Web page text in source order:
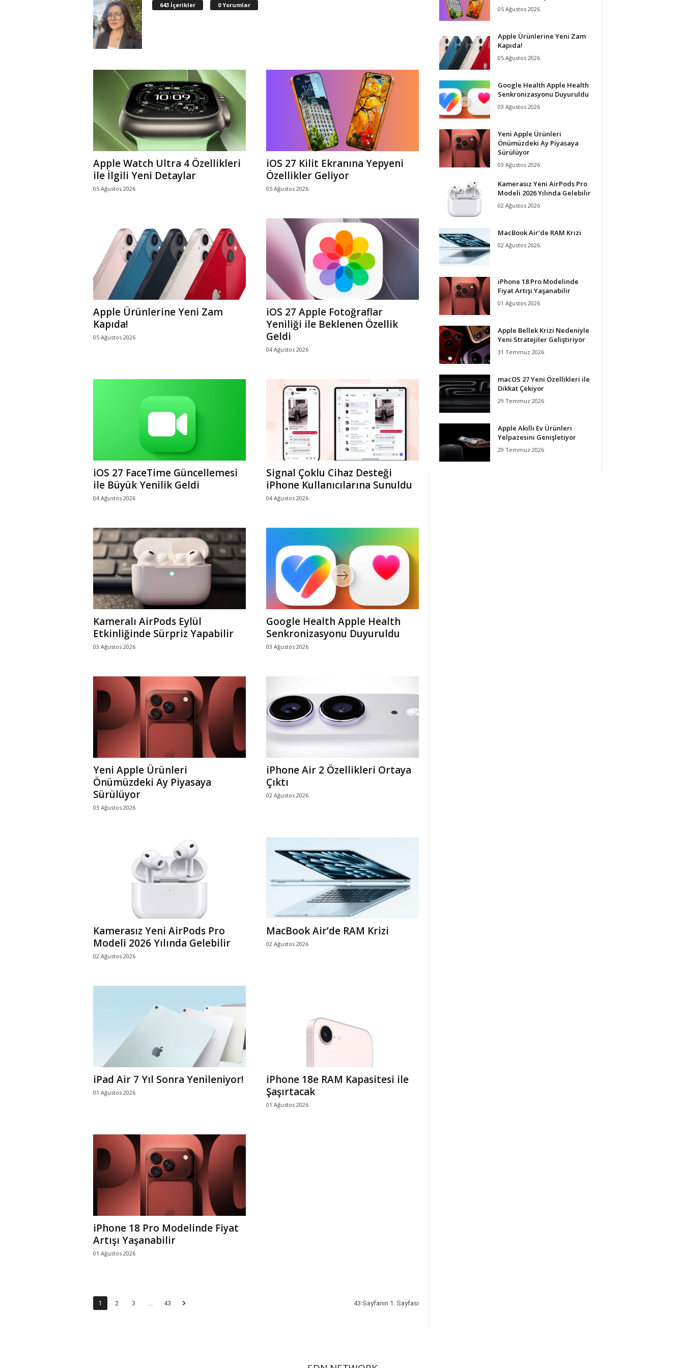
E
l
m
643 İçerikler 0 Yorumlar
Apple Watch Ultra 4 Özellikleri
ile İlgili Yeni Detaylar
05 Ağustos 2026
iOS 27 Kilit Ekranına Yepyeni
Özellikler Geliyor
05 Ağustos 2026
Apple Ürünlerine Yeni Zam
Kapıda!
05 Ağustos 2026
iOS 27 Apple Fotoğraflar
Yeniliği ile Beklenen Özellik
Geldi
04 Ağustos 2026
iOS 27 FaceTime Güncellemesi
ile Büyük Yenilik Geldi
04 Ağustos 2026
Signal Çoklu Cihaz Desteği
iPhone Kullanıcılarına Sunuldu
04 Ağustos 2026
Kameralı AirPods Eylül
Etkinliğinde Sürpriz Yapabilir
03 Ağustos 2026
Google Health Apple Health
Senkronizasyonu Duyuruldu
03 Ağustos 2026
Yeni Apple Ürünleri
Önümüzdeki Ay Piyasaya
Sürülüyor
03 Ağustos 2026
iPhone Air 2 Özellikleri Ortaya
Çıktı
02 Ağustos 2026
Kamerasız Yeni AirPods Pro
Modeli 2026 Yılında Gelebilir
02 Ağustos 2026
MacBook Air’de RAM Krizi
02 Ağustos 2026
iPad Air 7 Yıl Sonra Yenileniyor!
01 Ağustos 2026
iPhone 18e RAM Kapasitesi ile
Şaşırtacak
01 Ağustos 2026
iPhone 18 Pro Modelinde Fiyat
Artışı Yaşanabilir
01 Ağustos 2026
1 2 3 ... 43 43 Sayfanın 1. Sayfası
05 Ağustos 2026
Apple Ürünlerine Yeni Zam
Kapıda!
05 Ağustos 2026
Google Health Apple Health
Senkronizasyonu Duyuruldu
03 Ağustos 2026
Yeni Apple Ürünleri
Önümüzdeki Ay Piyasaya
Sürülüyor
03 Ağustos 2026
Kamerasız Yeni AirPods Pro
Modeli 2026 Yılında Gelebilir
02 Ağustos 2026
MacBook Air’de RAM Krizi
02 Ağustos 2026
iPhone 18 Pro Modelinde
Fiyat Artışı Yaşanabilir
01 Ağustos 2026
Apple Bellek Krizi Nedeniyle
Yeni Stratejiler Geliştiriyor
31 Temmuz 2026
macOS 27 Yeni Özellikleri ile
Dikkat Çekiyor
29 Temmuz 2026
Apple Akıllı Ev Ürünleri
Yelpazesini Genişletiyor
29 Temmuz 2026